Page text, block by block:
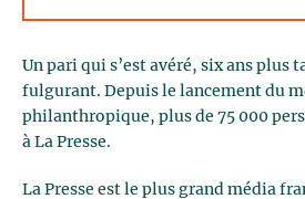
Un pari qui s’est avéré, six ans plus
fulgurant. Depuis le lancement du
philanthropique, plus de 75 000
à La Presse.
La Presse est le plus grand média